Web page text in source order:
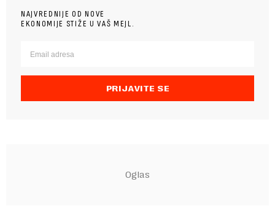
NAJVREDNIJE OD NOVE
EKONOMIJE STIŽE U VAŠ MEJL.
PRIJAVITE SE